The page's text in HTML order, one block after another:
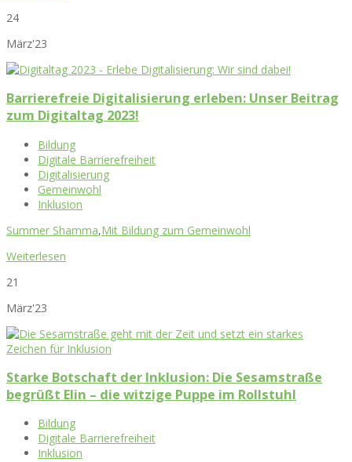
24
März'23
Barrierefreie Digitalisierung erleben: Unser Beitrag
zum Digitaltag 2023!
Bildung
Digitale Barrierefreiheit
Digitalisierung
Gemeinwohl
Inklusion
Summer Shamma,Mit Bildung zum Gemeinwohl
Weiterlesen
21
März'23
Starke Botschaft der Inklusion: Die Sesamstraße
begrüßt Elin – die witzige Puppe im Rollstuhl
Bildung
Digitale Barrierefreiheit
Inklusion